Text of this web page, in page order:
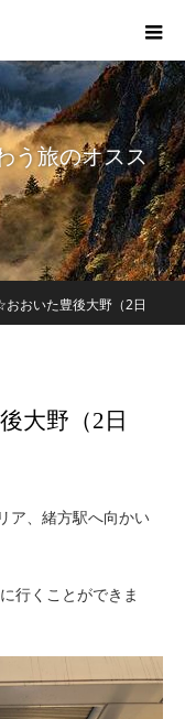
う旅のオスス
おいた豊後大野（2日
大野（2日
ア、緒方駅へ向かい
行くことができま